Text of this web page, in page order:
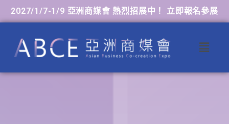
2027/1/7-1/9 亞洲商媒會 熱烈招展中！ 立即報名參展